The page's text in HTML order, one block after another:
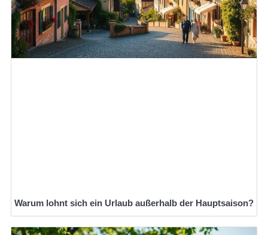
Warum lohnt sich ein Urlaub außerhalb der Hauptsaison?